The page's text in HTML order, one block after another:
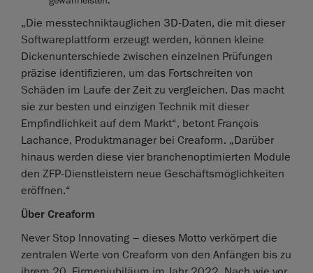
„Die messtechniktauglichen 3D-Daten, die mit dieser
Softwareplattform erzeugt werden, können kleine
Dickenunterschiede zwischen einzelnen Prüfungen
präzise identifizieren, um das Fortschreiten von
Schäden im Laufe der Zeit zu vergleichen. Das macht
sie zur besten und einzigen Technik mit dieser
Empfindlichkeit auf dem Markt“, betont François
Lachance, Produktmanager bei Creaform. „Darüber
hinaus werden diese vier branchenoptimierten Module
den ZFP-Dienstleistern neue Geschäftsmöglichkeiten
eröffnen.“
Über Creaform
Never Stop Innovating – dieses Motto verkörpert die
zentralen Werte von Creaform von den Anfängen bis zu